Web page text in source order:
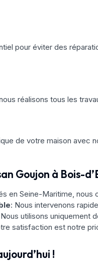
pour éviter des
réalisons tous les
de votre maison avec
Goujon à Bois-
en Seine-Maritime,
: Nous intervenons
utilisons uniquement
satisfaction est notre
!